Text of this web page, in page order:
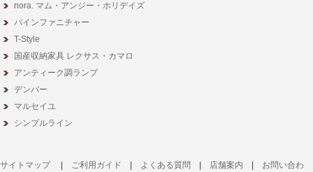
nora. マム・アンジー・ホリデイズ
パインファニチャー
T-Style
国産収納家具 レクサス・カマロ
アンティーク調ランプ
デンバー
マルセイユ
シンプルライン
サイトマップ| ご利用ガイド よくある質問 店舗案内 お問い合わ